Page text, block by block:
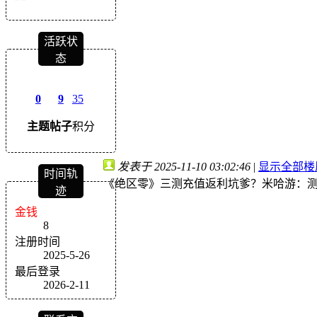
活跃状
态
0
主题
9
帖子
35
积分
时间轨
迹
金钱
8
注册时间
2025-5-26
最后登录
2026-2-11
发表于 2025-11-10 03:02:46 | 显示全部楼
《绝区零》三测充值返利坑爹？米哈游：